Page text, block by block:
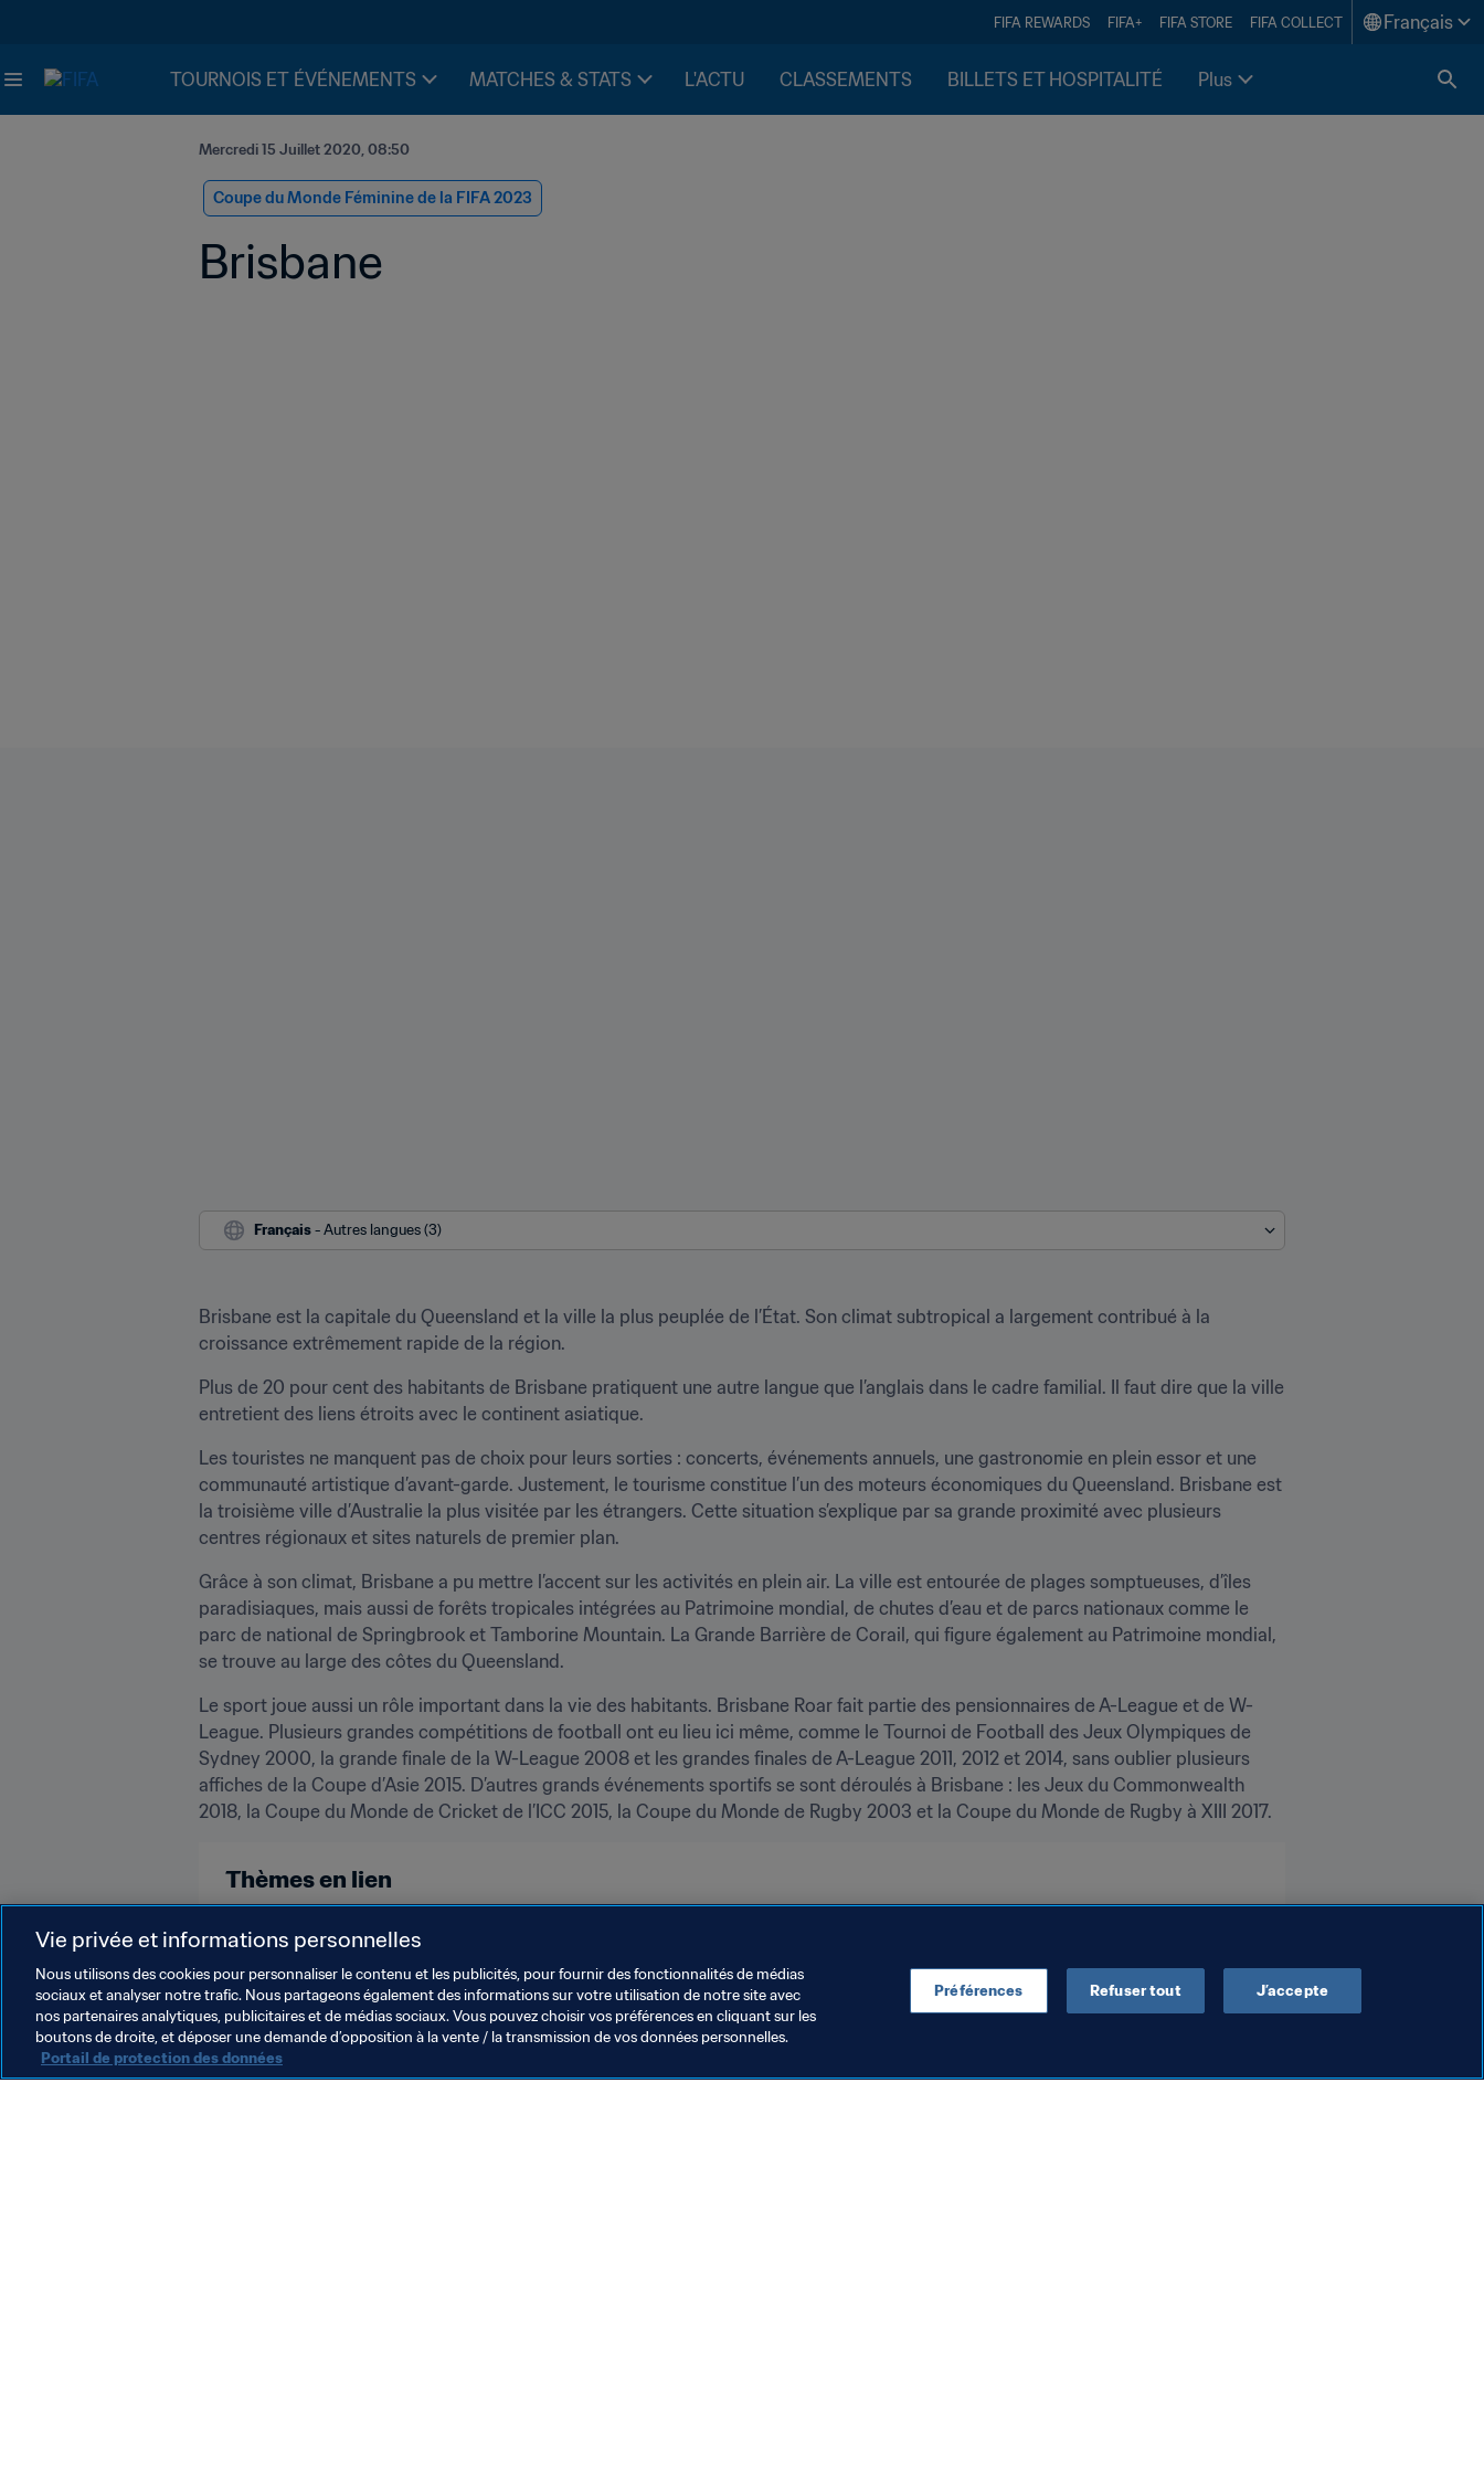
FIFA REWARDS FIFA+ FIFA STORE FIFA COLLECT Français
TOURNOIS ET ÉVÉNEMENTS MATCHES & STATS L'ACTU CLASSEMENTS BILLETS ET HOSPITALITÉ Plus
Mercredi 15 Juillet 2020, 08:50
Coupe du Monde Féminine de la FIFA 2023
Brisbane
Français - Autres langues (3)
Brisbane est la capitale du Queensland et la ville la plus peuplée de l’État. Son climat subtropical a largement contribué à la
croissance extrêmement rapide de la région.
Plus de 20 pour cent des habitants de Brisbane pratiquent une autre langue que l’anglais dans le cadre familial. Il faut dire que la ville
entretient des liens étroits avec le continent asiatique.
Les touristes ne manquent pas de choix pour leurs sorties : concerts, événements annuels, une gastronomie en plein essor et une
communauté artistique d’avant-garde. Justement, le tourisme constitue l’un des moteurs économiques du Queensland. Brisbane est
la troisième ville d’Australie la plus visitée par les étrangers. Cette situation s’explique par sa grande proximité avec plusieurs
centres régionaux et sites naturels de premier plan.
Grâce à son climat, Brisbane a pu mettre l’accent sur les activités en plein air. La ville est entourée de plages somptueuses, d’îles
paradisiaques, mais aussi de forêts tropicales intégrées au Patrimoine mondial, de chutes d’eau et de parcs nationaux comme le
parc de national de Springbrook et Tamborine Mountain. La Grande Barrière de Corail, qui figure également au Patrimoine mondial,
se trouve au large des côtes du Queensland.
Le sport joue aussi un rôle important dans la vie des habitants. Brisbane Roar fait partie des pensionnaires de A-League et de W-
League. Plusieurs grandes compétitions de football ont eu lieu ici même, comme le Tournoi de Football des Jeux Olympiques de
Sydney 2000, la grande finale de la W-League 2008 et les grandes finales de A-League 2011, 2012 et 2014, sans oublier plusieurs
affiches de la Coupe d’Asie 2015. D’autres grands événements sportifs se sont déroulés à Brisbane : les Jeux du Commonwealth
2018, la Coupe du Monde de Cricket de l’ICC 2015, la Coupe du Monde de Rugby 2003 et la Coupe du Monde de Rugby à XIII 2017.
Thèmes en lien
Coupe du Monde Féminine de la FIFA 2023
Vie privée et informations personnelles
Nous utilisons des cookies pour personnaliser le contenu et les publicités, pour fournir des fonctionnalités de médias
sociaux et analyser notre trafic. Nous partageons également des informations sur votre utilisation de notre site avec
nos partenaires analytiques, publicitaires et de médias sociaux. Vous pouvez choisir vos préférences en cliquant sur les
boutons de droite, et déposer une demande d’opposition à la vente / la transmission de vos données personnelles.
Portail de protection des données
Préférences Refuser tout J’accepte